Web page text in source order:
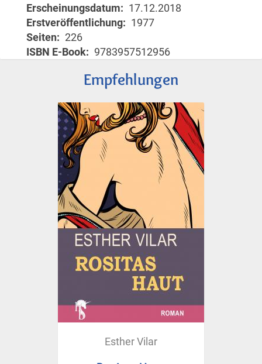
Erscheinungsdatum
17.12.2018
Erstveröffentlichung
1977
Seiten
226
ISBN E-Book
9783957512956
Empfehlungen
Esther Vilar